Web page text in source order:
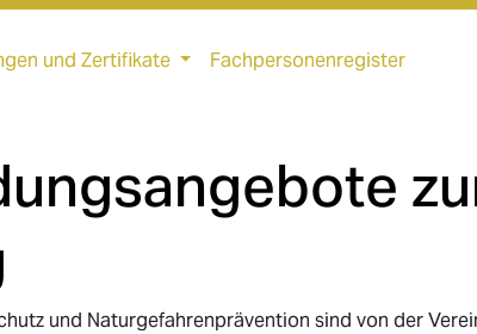
und Zertifikate Fachpersonenregister
und Naturgefahrenprävention sind von der